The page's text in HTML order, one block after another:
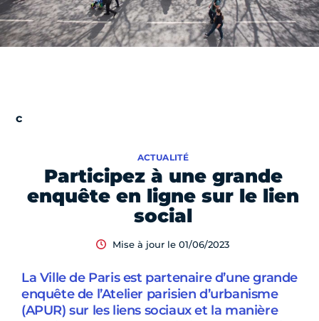
Participez à une grande
enquête en ligne sur le lien
social
ACTUALITÉ
Mise à jour le 01/06/2023
La Ville de Paris est partenaire d’une grande
enquête de l’Atelier parisien d’urbanisme
(APUR) sur les liens sociaux et la manière